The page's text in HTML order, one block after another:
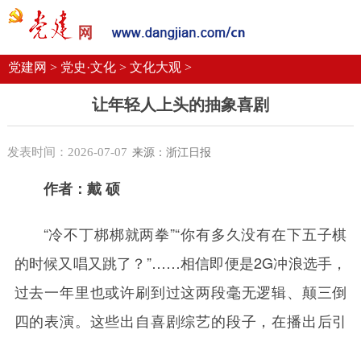
党建要闻
机关党建
校园党建 企业党建
党建网 > 党史·文化 > 文化大观 >
让年轻人上头的抽象喜剧
发表时间：2026-07-07 来源：浙江日报
作者：戴 硕
“冷不丁梆梆就两拳”“你有多久没有在下五子棋
的时候又唱又跳了？”……相信即便是2G冲浪选手，
过去一年里也或许刷到过这两段毫无逻辑、颠三倒
四的表演。这些出自喜剧综艺的段子，在播出后引